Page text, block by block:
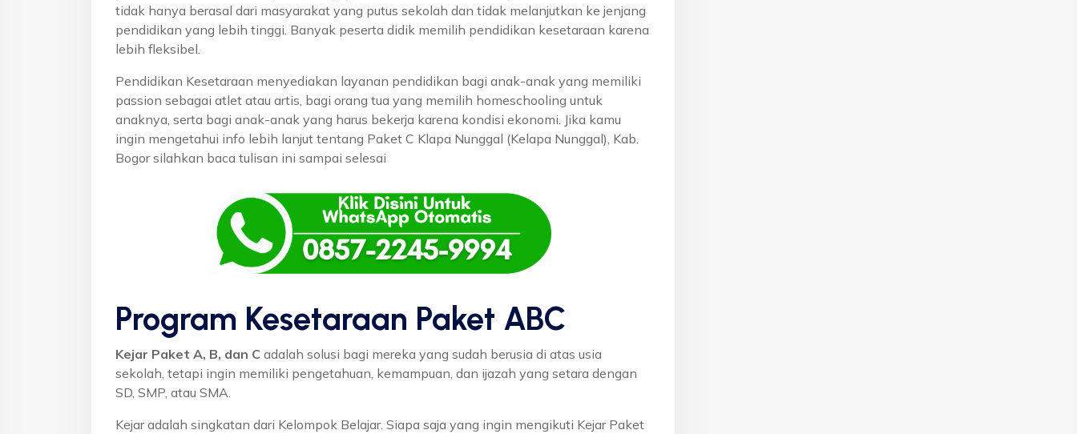
tidak hanya berasal dari masyarakat yang putus sekolah dan tidak melanjutkan ke jenjang
pendidikan yang lebih tinggi. Banyak peserta didik memilih pendidikan kesetaraan karena
lebih fleksibel.
Pendidikan Kesetaraan menyediakan layanan pendidikan bagi anak-anak yang memiliki
passion sebagai atlet atau artis, bagi orang tua yang memilih homeschooling untuk
anaknya, serta bagi anak-anak yang harus bekerja karena kondisi ekonomi. Jika kamu
ingin mengetahui info lebih lanjut tentang Paket C Klapa Nunggal (Kelapa Nunggal), Kab.
Bogor silahkan baca tulisan ini sampai selesai
Program Kesetaraan Paket ABC
Kejar Paket A, B, dan C adalah solusi bagi mereka yang sudah berusia di atas usia
sekolah, tetapi ingin memiliki pengetahuan, kemampuan, dan ijazah yang setara dengan
SD, SMP, atau SMA.
Kejar adalah singkatan dari Kelompok Belajar. Siapa saja yang ingin mengikuti Kejar Paket